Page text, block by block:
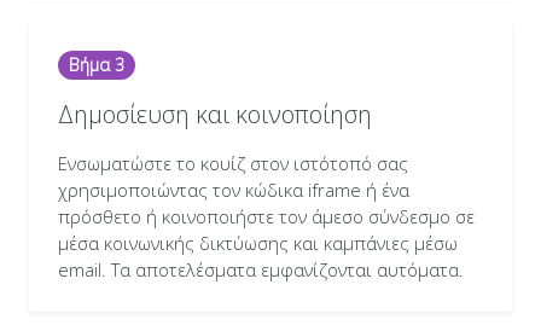
Βήμα 3
Δημοσίευση και κοινοποίηση
Ενσωματώστε το κουίζ στον ιστότοπό σας
χρησιμοποιώντας τον κώδικα iframe ή ένα
πρόσθετο ή κοινοποιήστε τον άμεσο σύνδεσμο σε
μέσα κοινωνικής δικτύωσης και καμπάνιες μέσω
email. Τα αποτελέσματα εμφανίζονται αυτόματα.